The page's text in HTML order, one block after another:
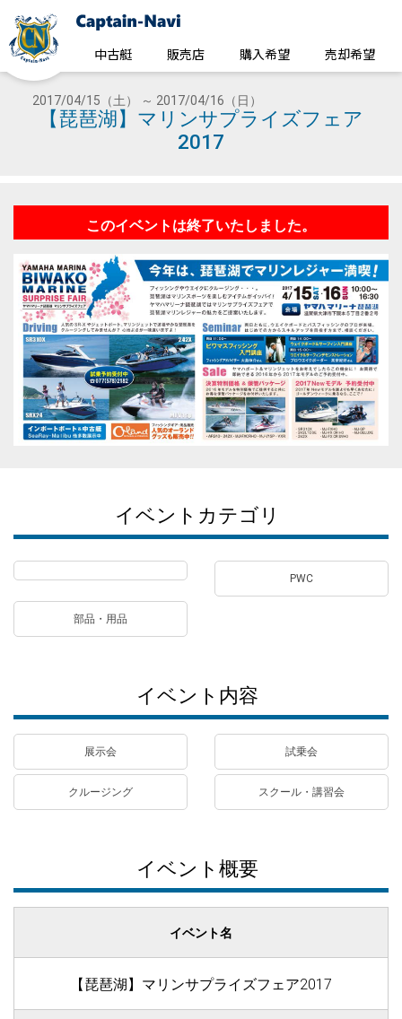
中古艇 販売店 購入希望 売却希望
2017/04/15（土） ～ 2017/04/16（日）
【琵琶湖】マリンサプライズフェア
2017
このイベントは終了いたしました。
イベントカテゴリ
PWC
部品・用品
イベント内容
展示会 試乗会
クルージング スクール・講習会
イベント概要
イベント名
【琵琶湖】マリンサプライズフェア2017